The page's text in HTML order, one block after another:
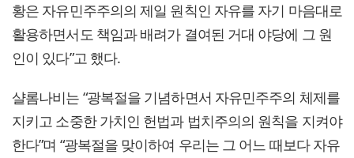
황은 자유민주주의의 제일 원칙인 자유를 자기 마음대로
활용하면서도 책임과 배려가 결여된 거대 야당에 그 원
인이 있다”고 했다.
샬롬나비는 “광복절을 기념하면서 자유민주주의 체제를
지키고 소중한 가치인 헌법과 법치주의의 원칙을 지켜야
한다”며 “광복절을 맞이하여 우리는 그 어느 때보다 자유